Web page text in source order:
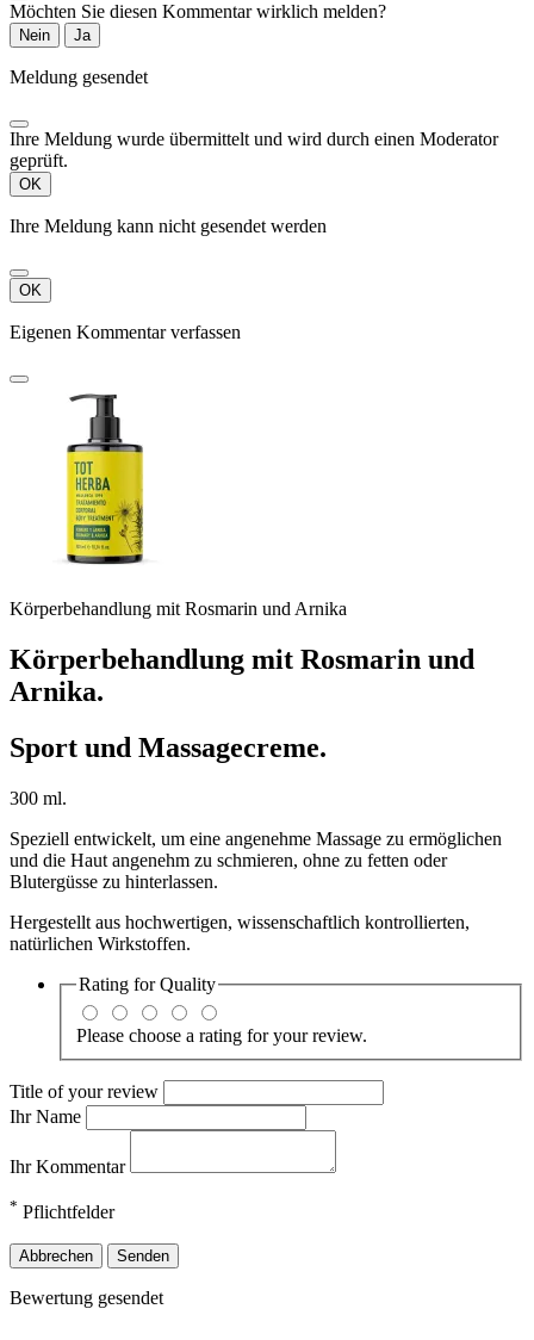
Möchten Sie diesen Kommentar wirklich melden?
Nein Ja
Meldung gesendet
Ihre Meldung wurde übermittelt und wird durch einen Moderator
geprüft.
OK
Ihre Meldung kann nicht gesendet werden
OK
Eigenen Kommentar verfassen
Körperbehandlung mit Rosmarin und Arnika
Körperbehandlung mit Rosmarin und
Arnika.
Sport und Massagecreme.
300 ml.
Speziell entwickelt, um eine angenehme Massage zu ermöglichen
und die Haut angenehm zu schmieren, ohne zu fetten oder
Blutergüsse zu hinterlassen.
Hergestellt aus hochwertigen, wissenschaftlich kontrollierten,
natürlichen Wirkstoffen.
Rating forQuality
Please choose a rating for your review.
Title of your review
Ihr Name
Ihr Kommentar
* Pflichtfelder
Abbrechen Senden
Bewertung gesendet